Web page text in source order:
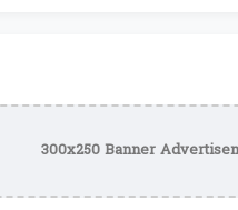
300x250 Banner